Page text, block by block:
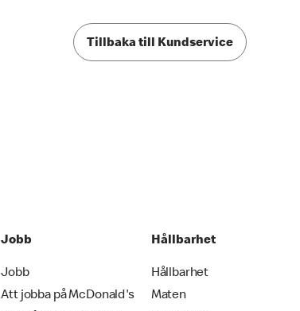
Tillbaka till Kundservice
Jobb
Jobb
Att jobba på McDonald's
Hållbarhet
Hållbarhet
Maten